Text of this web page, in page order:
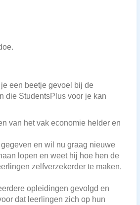
een beetje gevoel bij de
die StudentsPlus voor je kan
van het vak economie helder en
en wil nu graag nieuwe
lopen en weet hij hoe hen de
zelfverzekerder te maken,
opleidingen gevolgd en
dat leerlingen zich op hun